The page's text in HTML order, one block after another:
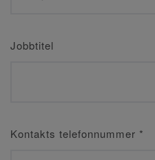
Jobbtitel
Kontakts telefonnummer *